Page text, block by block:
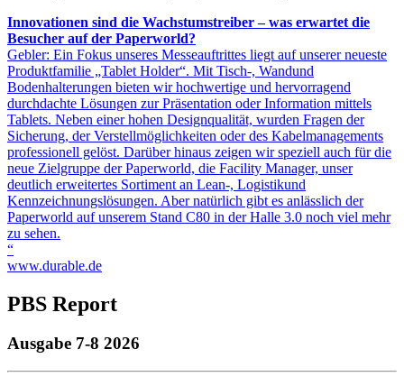
Innovationen sind die Wachstumstreiber – was erwartet die
Besucher auf der Paperworld?
Gebler: Ein Fokus unseres Messeauftrittes liegt auf unserer neueste
Produktfamilie „Tablet Holder“. Mit Tisch-, Wandund
Bodenhalterungen bieten wir hochwertige und hervorragend
durchdachte Lösungen zur Präsentation oder Information mittels
Tablets. Neben einer hohen Designqualität, wurden Fragen der
Sicherung, der Verstellmöglichkeiten oder des Kabelmanagements
professionell gelöst. Darüber hinaus zeigen wir speziell auch für die
neue Zielgruppe der Paperworld, die Facility Manager, unser
deutlich erweitertes Sortiment an Lean-, Logistikund
Kennzeichnungslösungen. Aber natürlich gibt es anlässlich der
Paperworld auf unserem Stand C80 in der Halle 3.0 noch viel mehr
zu sehen.
“
www.durable.de
PBS Report
Ausgabe 7-8 2026